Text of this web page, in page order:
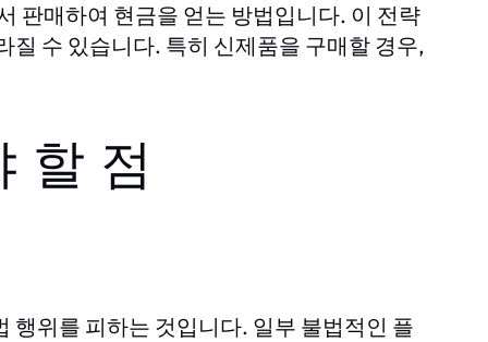
판매하여 현금을 얻는 방법입니다. 이 전략
질 수 있습니다. 특히 신제품을 구매할 경우,
할 점
행위를 피하는 것입니다. 일부 불법적인 플